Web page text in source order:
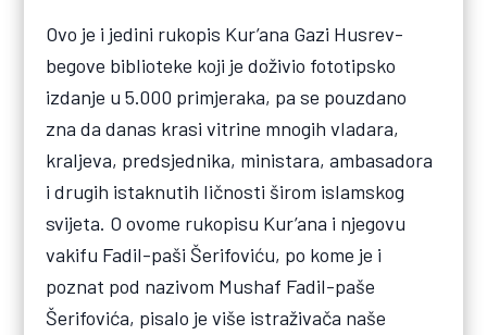
Ovo je i jedini rukopis Kur’ana Gazi Husrev-
begove biblioteke koji je doživio fototipsko
izdanje u 5.000 primjeraka, pa se pouzdano
zna da danas krasi vitrine mnogih vladara,
kraljeva, predsjednika, ministara, ambasadora
i drugih istaknutih ličnosti širom islamskog
svijeta. O ovome rukopisu Kur’ana i njegovu
vakifu Fadil-paši Šerifoviću, po kome je i
poznat pod nazivom Mushaf Fadil-paše
Šerifovića, pisalo je više istraživača naše